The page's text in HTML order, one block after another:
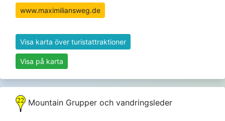
www.maximiliansweg.de
Visa karta över turistattraktioner
Visa på karta
Mountain Grupper och vandringsleder